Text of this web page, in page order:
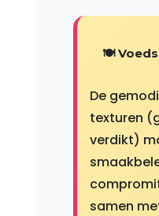
🍽️
De
texturen
verdikt)
samen